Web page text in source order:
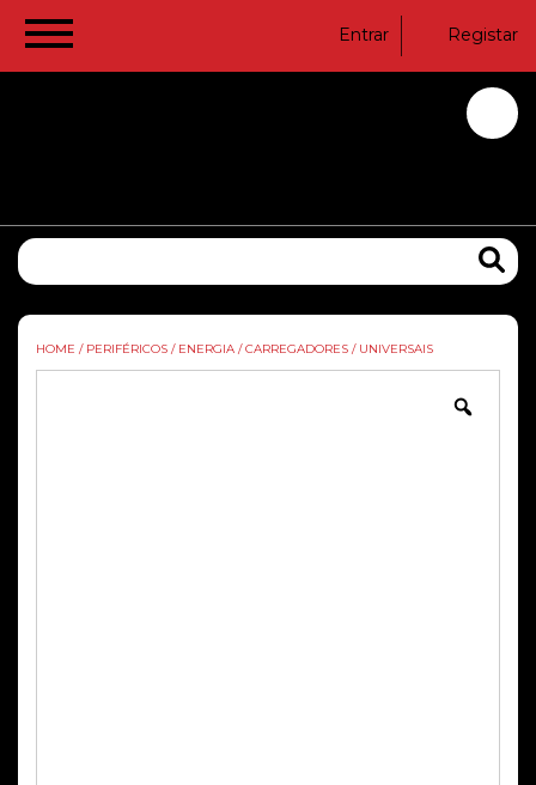
Entrar Registar
HOME / PERIFÉRICOS / ENERGIA / CARREGADORES / UNIVERSAIS